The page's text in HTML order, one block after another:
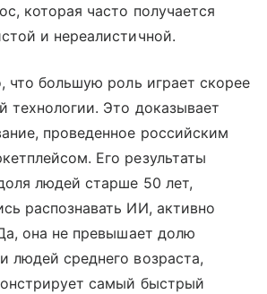
которая часто получается
и нереалистичной.
что большую роль играет скорее
технологии. Это доказывает
проведенное российским
Его результаты
людей старше 50 лет,
распознавать ИИ, активно
она не превышает долю
людей среднего возраста,
самый быстрый